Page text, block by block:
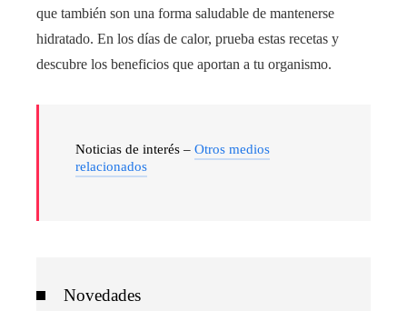
que también son una forma saludable de mantenerse
hidratado. En los días de calor, prueba estas recetas y
descubre los beneficios que aportan a tu organismo.
Noticias de interés – Otros medios
relacionados
Novedades